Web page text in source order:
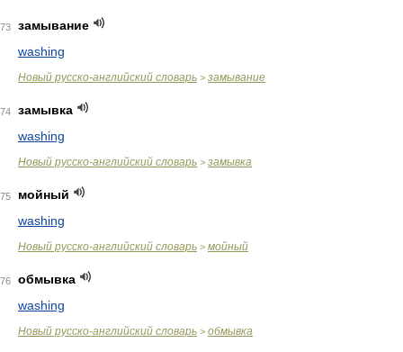
73
замывание
washing
Новый русско-английский словарь > замывание
74
замывка
washing
Новый русско-английский словарь > замывка
75
мойный
washing
Новый русско-английский словарь > мойный
76
обмывка
washing
Новый русско-английский словарь > обмывка